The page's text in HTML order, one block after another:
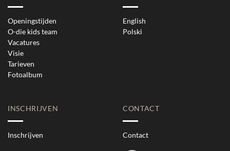
Openingstijden
O-die kids team
Vacatures
Visie
Tarieven
Fotoalbum
English
Polski
INSCHRIJVEN
Inschrijven
CONTACT
Contact